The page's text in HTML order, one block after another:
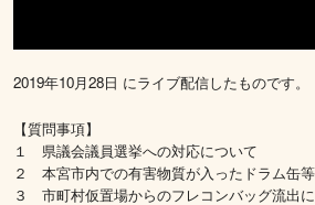
2019年10月28日 にライブ配信したものです。
【質問事項】
１ 県議会議員選挙への対応について
２ 本宮市内での有害物質が入ったドラム缶
３ 市町村仮置場からのフレコンバッグ流出